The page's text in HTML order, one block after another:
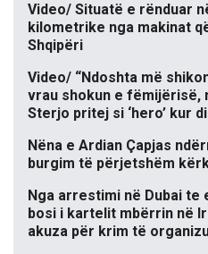
Video/ Situatë e rënduar
kilometrike nga makinat
Shqipëri
Video/ “Ndoshta më
vrau shokun e fëmijërisë,
Sterjo pritej si ‘hero’ kur
Nëna e Ardian Çapjas
burgim të përjetshëm
Nga arrestimi në Dubai te
bosi i kartelit mbërrin në
akuza për krim të